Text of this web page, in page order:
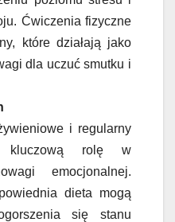
Ćwiczenia fizyczne
które działają jako
dla uczuć smutku i
i regularny
kluczową rolę w
emocjonalnej.
dieta mogą
się stanu